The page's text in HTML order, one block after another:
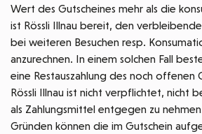
Wert des Gutscheines mehr als die
ist Rössli Illnau bereit, den
bei weiteren Besuchen resp.
anzurechnen. In einem solchen Fall
eine Restauszahlung des noch offenen
Rössli Illnau ist nicht verpflichtet, nicht
als Zahlungsmittel entgegen zu
Gründen können die im Gutschein